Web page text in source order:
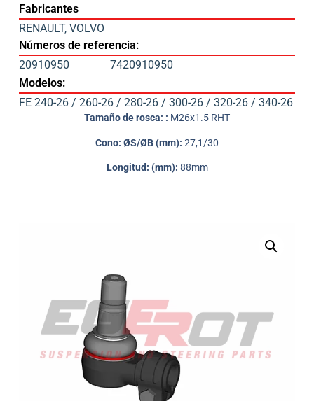
Fabricantes
RENAULT, VOLVO
Números de referencia:
20910950
7420910950
Modelos:
FE 240-26 / 260-26 / 280-26 / 300-26 / 320-26 / 340-26
Tamaño de rosca: : M26x1.5 RHT
Cono: ØS/ØB (mm): 27,1/30
Longitud: (mm): 88mm